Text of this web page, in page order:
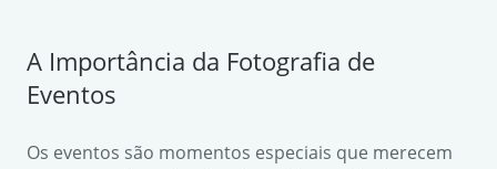
A Importância da Fotografia de
Eventos
Os eventos são momentos especiais que merecem